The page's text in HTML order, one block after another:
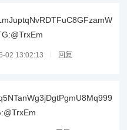
02 13:02:13 回复